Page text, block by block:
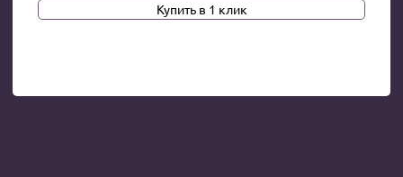
Купить в 1 клик